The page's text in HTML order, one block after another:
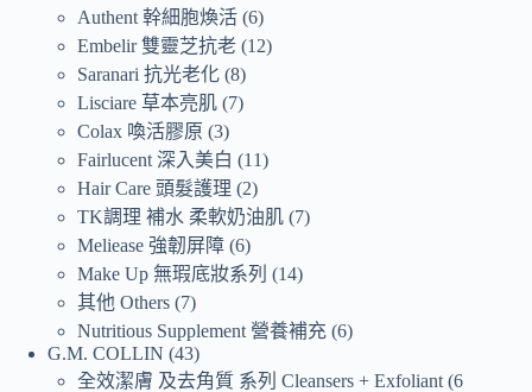
Authent 幹細胞煥活 6
Embelir 雙靈芝抗老 12
Saranari 抗光老化 8
Lisciare 草本亮肌 7
Colax 喚活膠原 3
Fairlucent 深入美白
11
Hair Care 頭髮護理
2
TK調理 補水 柔軟奶油肌 7
Meliease 強韌屏障 6
Make Up 無瑕底妝系列
14
其他 Others 7
Nutritious Supplement 營養補充 6
G.M. COLLIN 43
全效潔膚 及去角質 系列 Cleansers + Exfoliant 6